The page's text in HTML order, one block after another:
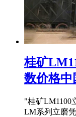
桂矿
数价格中
"桂矿LM1100
LM系列立磨